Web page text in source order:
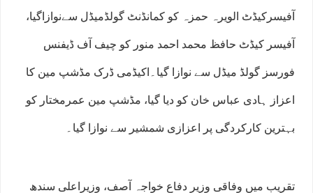
آفیسرکیڈٹ الویرہ حمزہ کو کمانڈنٹ گولڈمیڈل سےنوازاگیا،
آفیسر کیڈٹ حافظ محمد احمد منور کو چیف آف ڈیفنس
فورسز گولڈ میڈل سے نوازا گیا۔اکیڈمی ڈرک مڈشپ مین کا
اعزاز ہادی عباس خان کو دیا گیا، مڈشپ مین عمرمختار کو
بہترین کارکردگی پر اعزازی شمشیر سے نوازا گیا۔
تقریب میں وفاقی وزیر دفاع خواجہ آصف، وزیراعلی سندھ